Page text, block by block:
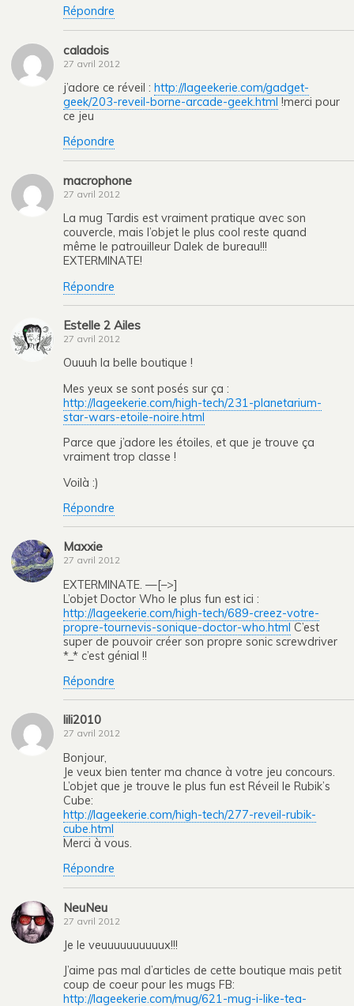
Répondre
caladois
27 avril 2012
j’adore ce réveil : http://lageekerie.com/gadget-
geek/203-reveil-borne-arcade-geek.html !merci pour
ce jeu
Répondre
macrophone
27 avril 2012
La mug Tardis est vraiment pratique avec son
couvercle, mais l’objet le plus cool reste quand
même le patrouilleur Dalek de bureau!!!
EXTERMINATE!
Répondre
Estelle 2 Ailes
27 avril 2012
Ouuuh la belle boutique !
Mes yeux se sont posés sur ça :
http://lageekerie.com/high-tech/231-planetarium-
star-wars-etoile-noire.html
Parce que j’adore les étoiles, et que je trouve ça
vraiment trop classe !
Voilà :)
Répondre
Maxxie
27 avril 2012
EXTERMINATE. —[–>]
L’objet Doctor Who le plus fun est ici :
http://lageekerie.com/high-tech/689-creez-votre-
propre-tournevis-sonique-doctor-who.html C’est
super de pouvoir créer son propre sonic screwdriver
*_* c’est génial !!
Répondre
lili2010
27 avril 2012
Bonjour,
Je veux bien tenter ma chance à votre jeu concours.
L’objet que je trouve le plus fun est Réveil le Rubik’s
Cube:
http://lageekerie.com/high-tech/277-reveil-rubik-
cube.html
Merci à vous.
Répondre
NeuNeu
27 avril 2012
Je le veuuuuuuuuuux!!!
J’aime pas mal d’articles de cette boutique mais petit
coup de coeur pour les mugs FB:
http://lageekerie.com/mug/621-mug-i-like-tea-